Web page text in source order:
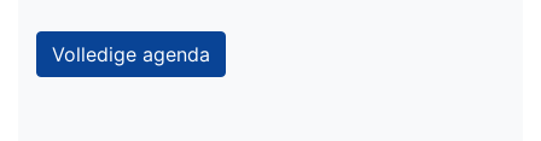
Volledige agenda